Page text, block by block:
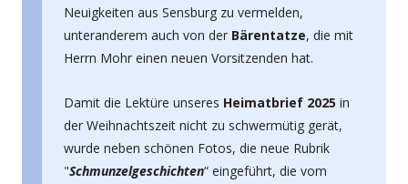
Neuigkeiten aus Sensburg zu vermelden,
unteranderem auch von der Bärentatze, die mit
Herrn Mohr einen neuen Vorsitzenden hat.
Damit die Lektüre unseres Heimatbrief 2025 in
der Weihnachtszeit nicht zu schwermütig gerät,
wurde neben schönen Fotos, die neue Rubrik
"Schmunzelgeschichten“ eingeführt, die vom